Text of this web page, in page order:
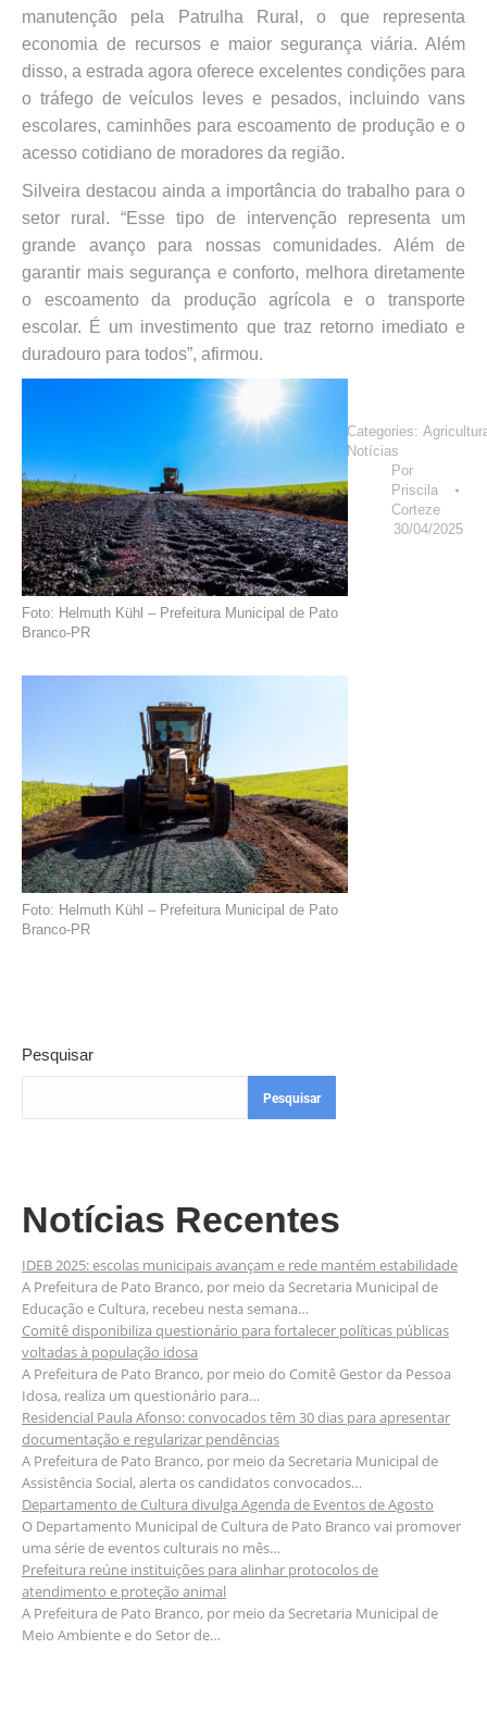
manutenção pela Patrulha Rural, o que representa
economia de recursos e maior segurança viária. Além
disso, a estrada agora oferece excelentes condições para
o tráfego de veículos leves e pesados, incluindo vans
escolares, caminhões para escoamento de produção e o
acesso cotidiano de moradores da região.
Silveira destacou ainda a importância do trabalho para o
setor rural. “Esse tipo de intervenção representa um
grande avanço para nossas comunidades. Além de
garantir mais segurança e conforto, melhora diretamente
o escoamento da produção agrícola e o transporte
escolar. É um investimento que traz retorno imediato e
duradouro para todos”, afirmou.
Foto: Helmuth Kühl – Prefeitura Municipal de Pato
Branco-PR
Foto: Helmuth Kühl – Prefeitura Municipal de Pato
Branco-PR
Categories:
Notícias
Por
Priscila
Corteze
30/04/2025
Pesquisar
Pesquisar
Notícias Recentes
IDEB 2025: escolas municipais avançam e rede mantém estabilidade
A Prefeitura de Pato Branco, por meio da Secretaria Municipal de
Educação e Cultura, recebeu nesta semana…
Comitê disponibiliza questionário para fortalecer políticas públicas
voltadas à população idosa
A Prefeitura de Pato Branco, por meio do Comitê Gestor da Pessoa
Idosa, realiza um questionário para…
Residencial Paula Afonso: convocados têm 30 dias para apresentar
documentação e regularizar pendências
A Prefeitura de Pato Branco, por meio da Secretaria Municipal de
Assistência Social, alerta os candidatos convocados…
Departamento de Cultura divulga Agenda de Eventos de Agosto
O Departamento Municipal de Cultura de Pato Branco vai promover
uma série de eventos culturais no mês…
Prefeitura reúne instituições para alinhar protocolos de
atendimento e proteção animal
A Prefeitura de Pato Branco, por meio da Secretaria Municipal de
Meio Ambiente e do Setor de…